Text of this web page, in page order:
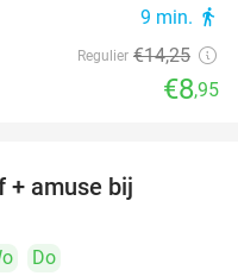
9 min. directions_walk
Regulier €14,25
€8,95
+ amuse bij
Do